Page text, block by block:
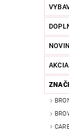
AKCIA